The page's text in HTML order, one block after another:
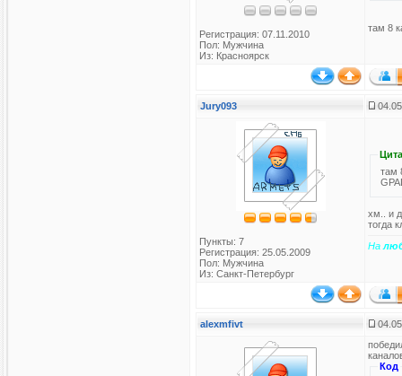
Регистрация: 07.11.2010
Пол: Мужчина
Из: Красноярск
там 8
Jury093
Пункты: 7
Регистрация: 25.05.2009
Пол: Мужчина
Из: Санкт-Петербург
там
хм.. и
тогда
На
alexmfivt
Код